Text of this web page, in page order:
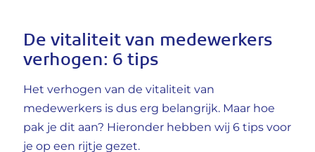
De vitaliteit van medewerkers
verhogen: 6 tips
Het verhogen van de vitaliteit van
medewerkers is dus erg belangrijk. Maar hoe
pak je dit aan? Hieronder hebben wij 6 tips voor
je op een rijtje gezet.